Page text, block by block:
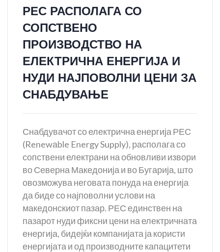
РЕС РАСПОЛАГА СО
СОПСТВЕНО
ПРОИЗВОДСТВО НА
ЕЛЕКТРИЧНА ЕНЕРГИЈА И
НУДИ НАЈПОВОЛНИ ЦЕНИ ЗА
СНАБДУВАЊЕ
Снабдувачот со електрична енергија РЕС
(Renewаble Energy Supply), располага со
сопствени електрани на обновливи извори
во Северна Македонија и во Бугарија, што
овозможува неговата понуда на енергија
да биде со најповолни услови на
македонскиот пазар. РЕС единствен на
пазарот нуди фиксни цени на електричната
енергија, бидејќи компанијата ја користи
енергијата и од производните капацитети